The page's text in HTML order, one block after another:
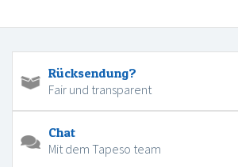
Rücksendung?
Fair und transparent
Chat
Mit dem Tapeso team